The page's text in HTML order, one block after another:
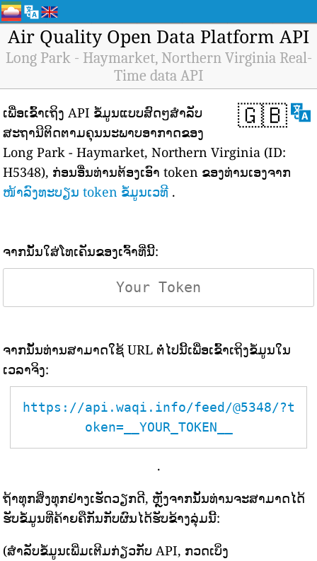
Air Quality Open Data Platform API
Long Park - Haymarket, Northern Virginia Real-
Time data API
🇬🇧
ເພື່ອເຂົ້າເຖິງ API ຂໍ້ມູນແບບສົດໆສຳລັບ
ສະຖານີຕິດຕາມຄຸນນະພາບອາກາດຂອງ
Long Park - Haymarket, Northern Virginia (ID:
H5348), ກ່ອນອື່ນທ່ານຕ້ອງເອົາ token ຂອງທ່ານເອງຈາກ
ໜ້າລົງທະບຽນ token ຂໍ້ມູນເວທີ .
ຈາກນັ້ນໃສ່ໂທເຄັນຂອງເຈົ້າທີ່ນີ້:
ຈາກນັ້ນທ່ານສາມາດໃຊ້ URL ຕໍ່ໄປນີ້ເພື່ອເຂົ້າເຖິງຂໍ້ມູນໃນ
ເວລາຈິງ:
https://api.waqi.info/feed/@5348/?t
oken=__YOUR_TOKEN__
.
ຖ້າທຸກສິ່ງທຸກຢ່າງເຮັດວຽກດີ, ຫຼັງຈາກນັ້ນທ່ານຈະສາມາດໄດ້
ຮັບຂໍ້ມູນທີ່ຄ້າຍຄືກັນກັບຜົນໄດ້ຮັບຂ້າງລຸ່ມນີ້:
(ສຳລັບຂໍ້ມູນເພີ່ມເຕີມກ່ຽວກັບ API, ກວດເບິ່ງ